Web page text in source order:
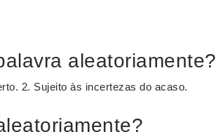
aleatoriamente?
2. Sujeito às incertezas do acaso.